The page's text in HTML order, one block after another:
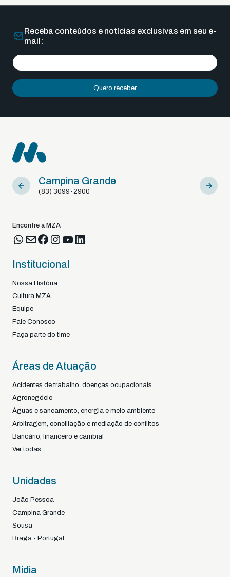
Receba conteúdos e notícias exclusivas em seu e-
mail:
Quero receber
Campina Grande
(83) 3099-2900
Sousa
(83)
Encontre a MZA
Institucional
Nossa História
Cultura MZA
Equipe
Fale Conosco
Faça parte do time
Áreas de Atuação
Acidentes de trabalho, doenças ocupacionais
Agronegócio
Águas e saneamento, energia e meio ambiente
Arbitragem, conciliação e mediação de conflitos
Bancário, financeiro e cambial
Ver todas
Unidades
João Pessoa
Campina Grande
Sousa
Braga - Portugal
Mídia